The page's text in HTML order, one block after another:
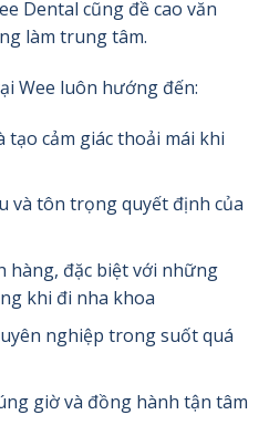
Dental cũng đề cao văn
làm trung tâm.
Wee luôn hướng đến:
tạo cảm giác thoải mái khi
và tôn trọng quyết định của
hàng, đặc biệt với những
khi đi nha khoa
nghiệp trong suốt quá
giờ và đồng hành tận tâm